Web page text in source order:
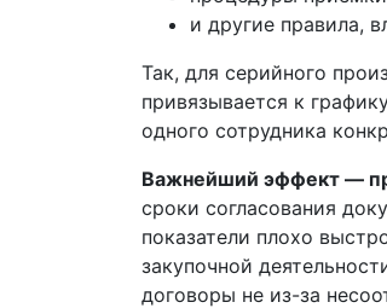
и другие правила,
Так, для серийного
привязывается к
одного сотрудника
Важнейший эффект —
сроки согласования
показатели плохо
закупочной
договоры не из-за